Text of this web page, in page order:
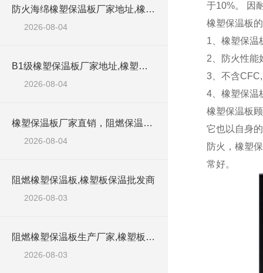
防火海绵橡塑保温板厂家地址,橡塑批发商
2026-08-04
B1级橡塑保温板厂家地址,橡塑板优质批发商
2026-08-04
橡塑保温板厂家直销，阻燃保温橡塑板材
2026-08-04
阻燃橡塑保温板,橡塑板保温批发商
2026-08-03
阻燃橡塑保温板生产厂家,橡塑板优质工厂
2026-08-03
于10%。 因
橡塑保温板
1、橡塑保温
2、防火性能
3、不含
4、橡塑保温
橡塑保温板
它也以自身
防火，橡塑
常好。